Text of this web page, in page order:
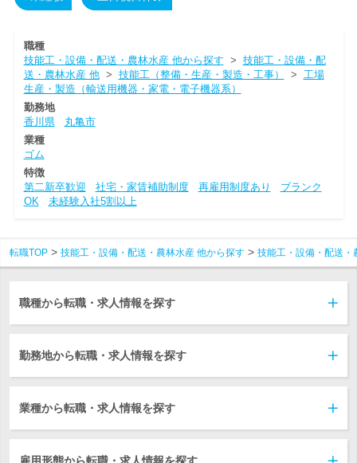
職種
技能工・設備・配送・農林水産 他から探す > 技能工・設備・配
送・農林水産 他> 技能工（整備・生産・製造・工事） > 工場
生産・製造（輸送用機器・家電・電子機器系）
勤務地
香川県
丸亀市
業種
ゴム
特徴
第二新卒歓迎
社宅・家賃補助制度 再雇用制度あり
ブランク
OK
未経験入社5割以上
転職TOP 技能工・設備・配送・農林水産 他から探す 技能工・設備・配送・
職種から転職・求人情報を探す
勤務地から転職・求人情報を探す
業種から転職・求人情報を探す